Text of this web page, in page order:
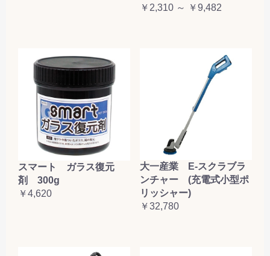
￥2,310 ～ ￥9,482
スマート ガラス復元
剤 300g
￥4,620
大一産業 E-スクラブラ
ンチャー (充電式小型ポ
リッシャー)
￥32,780